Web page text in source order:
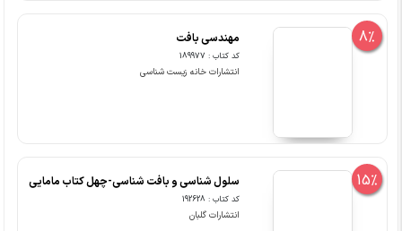
8% مهندسی بافت
کد کتاب : 189977
انتشارات خانه زیست شناسی
15% سلول شناسی و بافت شناسی-چهل کتاب مامایی
کد کتاب : 192628
انتشارات گلبان